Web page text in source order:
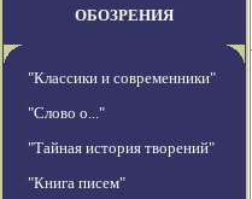
ОБОЗРЕНИЯ
"Классики и современники"
"Слово о..."
"Тайная история творений"
"Книга писем"